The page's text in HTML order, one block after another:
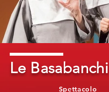
Le Basabanchi
Spettacolo